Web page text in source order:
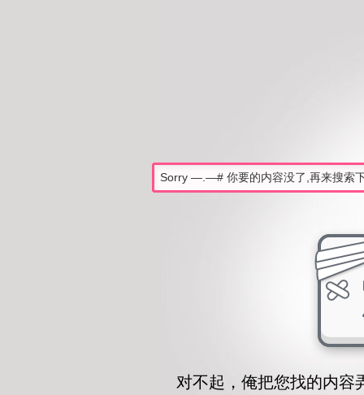
对不起，俺把您找的内容